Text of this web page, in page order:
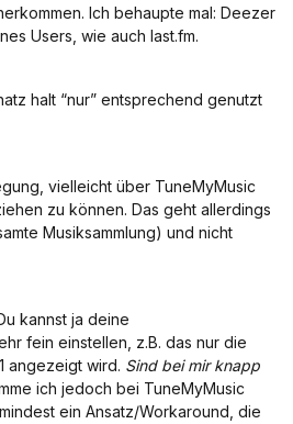
Ich behaupte mal: Deezer
Users, wie auch last.fm.
halt “nur” entsprechend genutzt
vielleicht über TuneMyMusic
zu können. Das geht allerdings
Musiksammlung) und nicht
kannst ja deine
fein einstellen, z.B. das nur die
angezeigt wird. Sind bei mir knapp
ich jedoch bei TuneMyMusic
ein Ansatz/Workaround, die